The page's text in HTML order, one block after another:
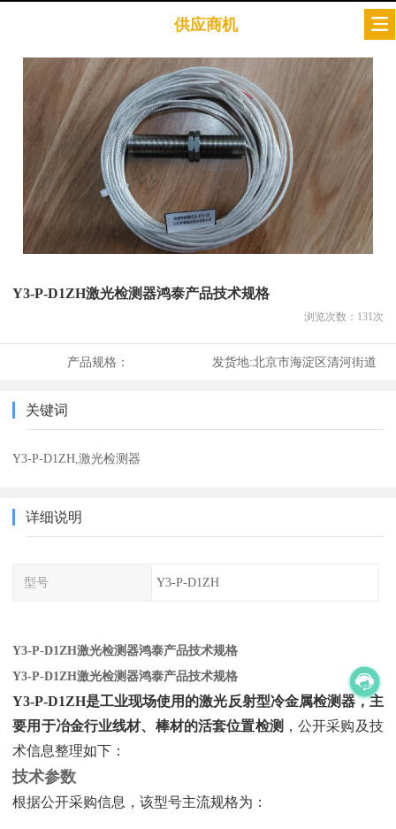
供应商机
Y3-P-D1ZH激光检测器鸿泰产品技术规格
浏览次数： 131 次
产品规格： 发货地:北京市海淀区清河街道
关键词
Y3-P-D1ZH,激光检测器
详细说明
型号 Y3-P-D1ZH
Y3-P-D1ZH激光检测器鸿泰产品技术规格
Y3-P-D1ZH激光检测器鸿泰产品技术规格
Y3-P-D1ZH是工业现场使用的激光反射型冷金属检测器，主
要用于冶金行业线材、棒材的活套位置检测 ‌，公开采购及技
术信息整理如下：
技术参数
根据公开采购信息，该型号主流规格为：